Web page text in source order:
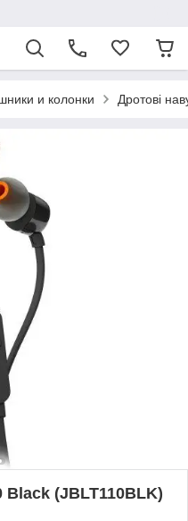
и колонки Дротові
Black (JBLT110BLK)